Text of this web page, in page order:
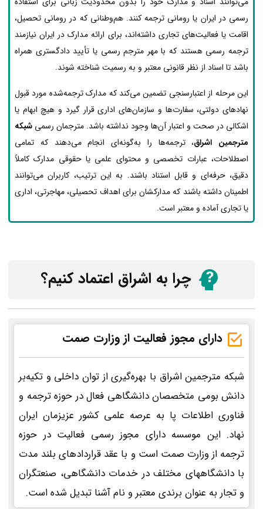
رسمی در ایران یا رومانی ترجمه کنند. هم‌وطنانی که در رومانی تحصیل،
اقامت یا فعالیت‌های تجاری داشته‌اند، برای ارائه مدارک در ایران نیازمند
ترجمه رسمی هستند که با مهر مترجم رسمی یا تأیید دادگستری همراه
باشد تا اسناد از نظر قانونی معتبر و به رسمیت شناخته شوند.
این مرحله از اعتبارسنجی تضمین می‌کند که مدارک ترجمه‌شده مورد قبول
نهادهای دولتی، سفارت‌ها و سازمان‌های اداری قرار گیرد و هیچ ابهام یا
اشکالی در صحت و اعتبار آن‌ها وجود نداشته باشد. مترجمان رسمی شبکه
مترجمین اشراق، ترجمه‌ها را به‌گونه‌ای انجام می‌دهند که تمامی
اصطلاحات، عبارات تخصصی و محتوای علمی یا حقوقی مدارک کاملاً
دقیق، حرفه‌ای و قابل استناد باشند. به این ترتیب، کاربران می‌توانند
اطمینان داشته باشند که مدارکشان برای اهداف تحصیلی، مهاجرتی، اداری
یا تجاری آماده و معتبر است.
چرا به اشراق اعتماد کنیم؟
دارای مجوز فعالیت از وزارت صمت
شبکه مترجمین اشراق با بهره‌گیری از توان داخلی و تکیه‌بر
دانش بومی متخصصان دانشگاهی فعال در حوزه ترجمه و
فناوری اطلاعات پا به عرصه علمی کشور عزیزمان ایران
نهاد. این موسسه دارای مجوز رسمی فعالیت در حوزه
ترجمه از وزارت صمت است و با عقد قراردادهای بلند مدت
با دانشگاههای مختلف در خدمات دانشگاهی، صنعتگران
و تجار به عنوان برندی معتبر و نام آشنا تبدیل شده است.